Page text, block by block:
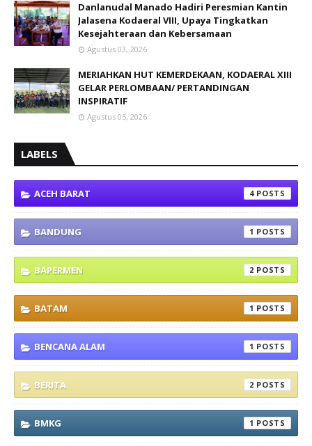
Danlanudal Manado Hadiri Peresmian Kantin
Jalasena Kodaeral VIII, Upaya Tingkatkan
Kesejahteraan dan Kebersamaan
Agustus 03, 2026
MERIAHKAN HUT KEMERDEKAAN, KODAERAL XIII
GELAR PERLOMBAAN/ PERTANDINGAN
INSPIRATIF
Agustus 05, 2026
LABELS
ACEH BARAT 4
BANDUNG 1
BAPERMEN 2
BATAM 1
BENCANA ALAM 1
BERITA 2
BMKG 1